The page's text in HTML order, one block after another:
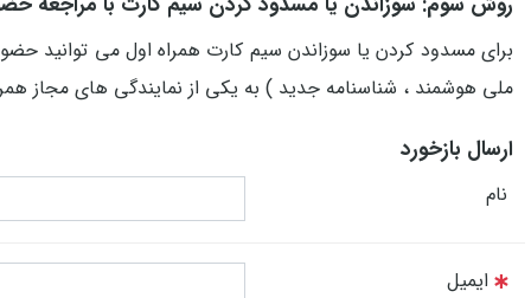
برای مسدود کردن یا سوزاندن سیم کارت همراه اول می توانید
ملی هوشمند ، شناسنامه جدید ) به یکی از نمایندگی های مجاز
ارسال بازخورد
نام
ایمیل